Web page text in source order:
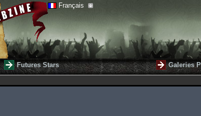
Français
Futures Stars Galeries